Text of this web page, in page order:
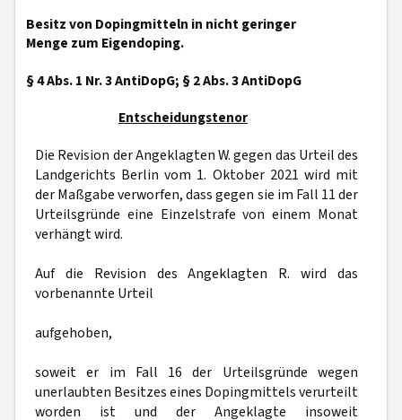
Besitz von Dopingmitteln in nicht geringer
Menge zum Eigendoping.
§ 4 Abs. 1 Nr. 3 AntiDopG; § 2 Abs. 3 AntiDopG
Entscheidungstenor
Die Revision der Angeklagten W. gegen das Urteil des
Landgerichts Berlin vom 1. Oktober 2021 wird mit
der Maßgabe verworfen, dass gegen sie im Fall 11 der
Urteilsgründe eine Einzelstrafe von einem Monat
verhängt wird.
Auf die Revision des Angeklagten R. wird das
vorbenannte Urteil
aufgehoben,
soweit er im Fall 16 der Urteilsgründe wegen
unerlaubten Besitzes eines Dopingmittels verurteilt
worden ist und der Angeklagte insoweit